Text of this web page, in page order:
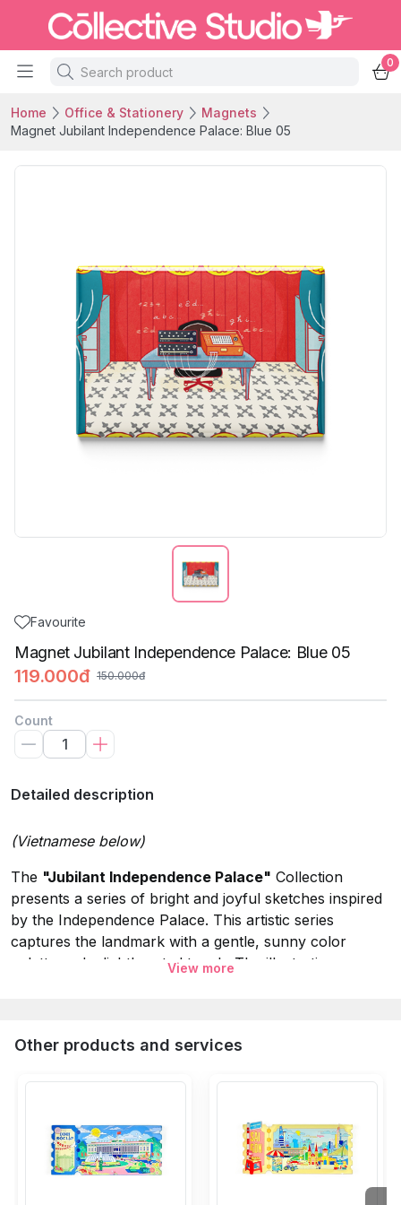
0
Home Office & Stationery
Magnets
Magnet Jubilant Independence Palace: Blue 05
Favourite
Magnet Jubilant Independence Palace: Blue 05
119.000đ 150.000đ
Count
Detailed description
(Vietnamese below)
The "Jubilant Independence Palace" Collection
presents a series of bright and joyful sketches inspired
by the Independence Palace. This artistic series
captures the landmark with a gentle, sunny color
palette and a lighthearted touch. The illustrations
atmosphere of this iconic site.
Specifications:
Collection:Jubilant Independence Palace.
Material:Tin Magnet.
View more
Other products and services